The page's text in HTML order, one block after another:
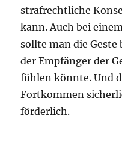
strafrechtliche
kann. Auch bei
sollte man die Geste
der Empfänger der
fühlen könnte. Und
Fortkommen
förderlich.